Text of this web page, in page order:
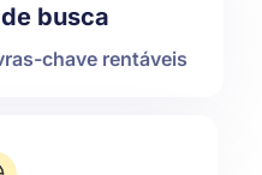
busca
chave rentáveis